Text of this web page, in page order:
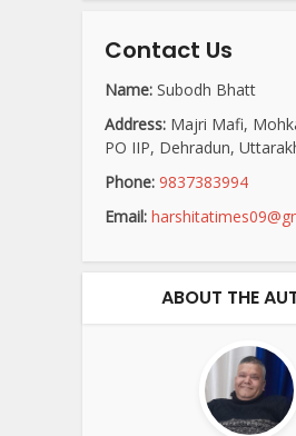
Contact Us
Name: Subodh Bhatt
Address: Majri Mafi,
PO IIP, Dehradun,
Phone: 9837383994
Email:
ABOUT THE